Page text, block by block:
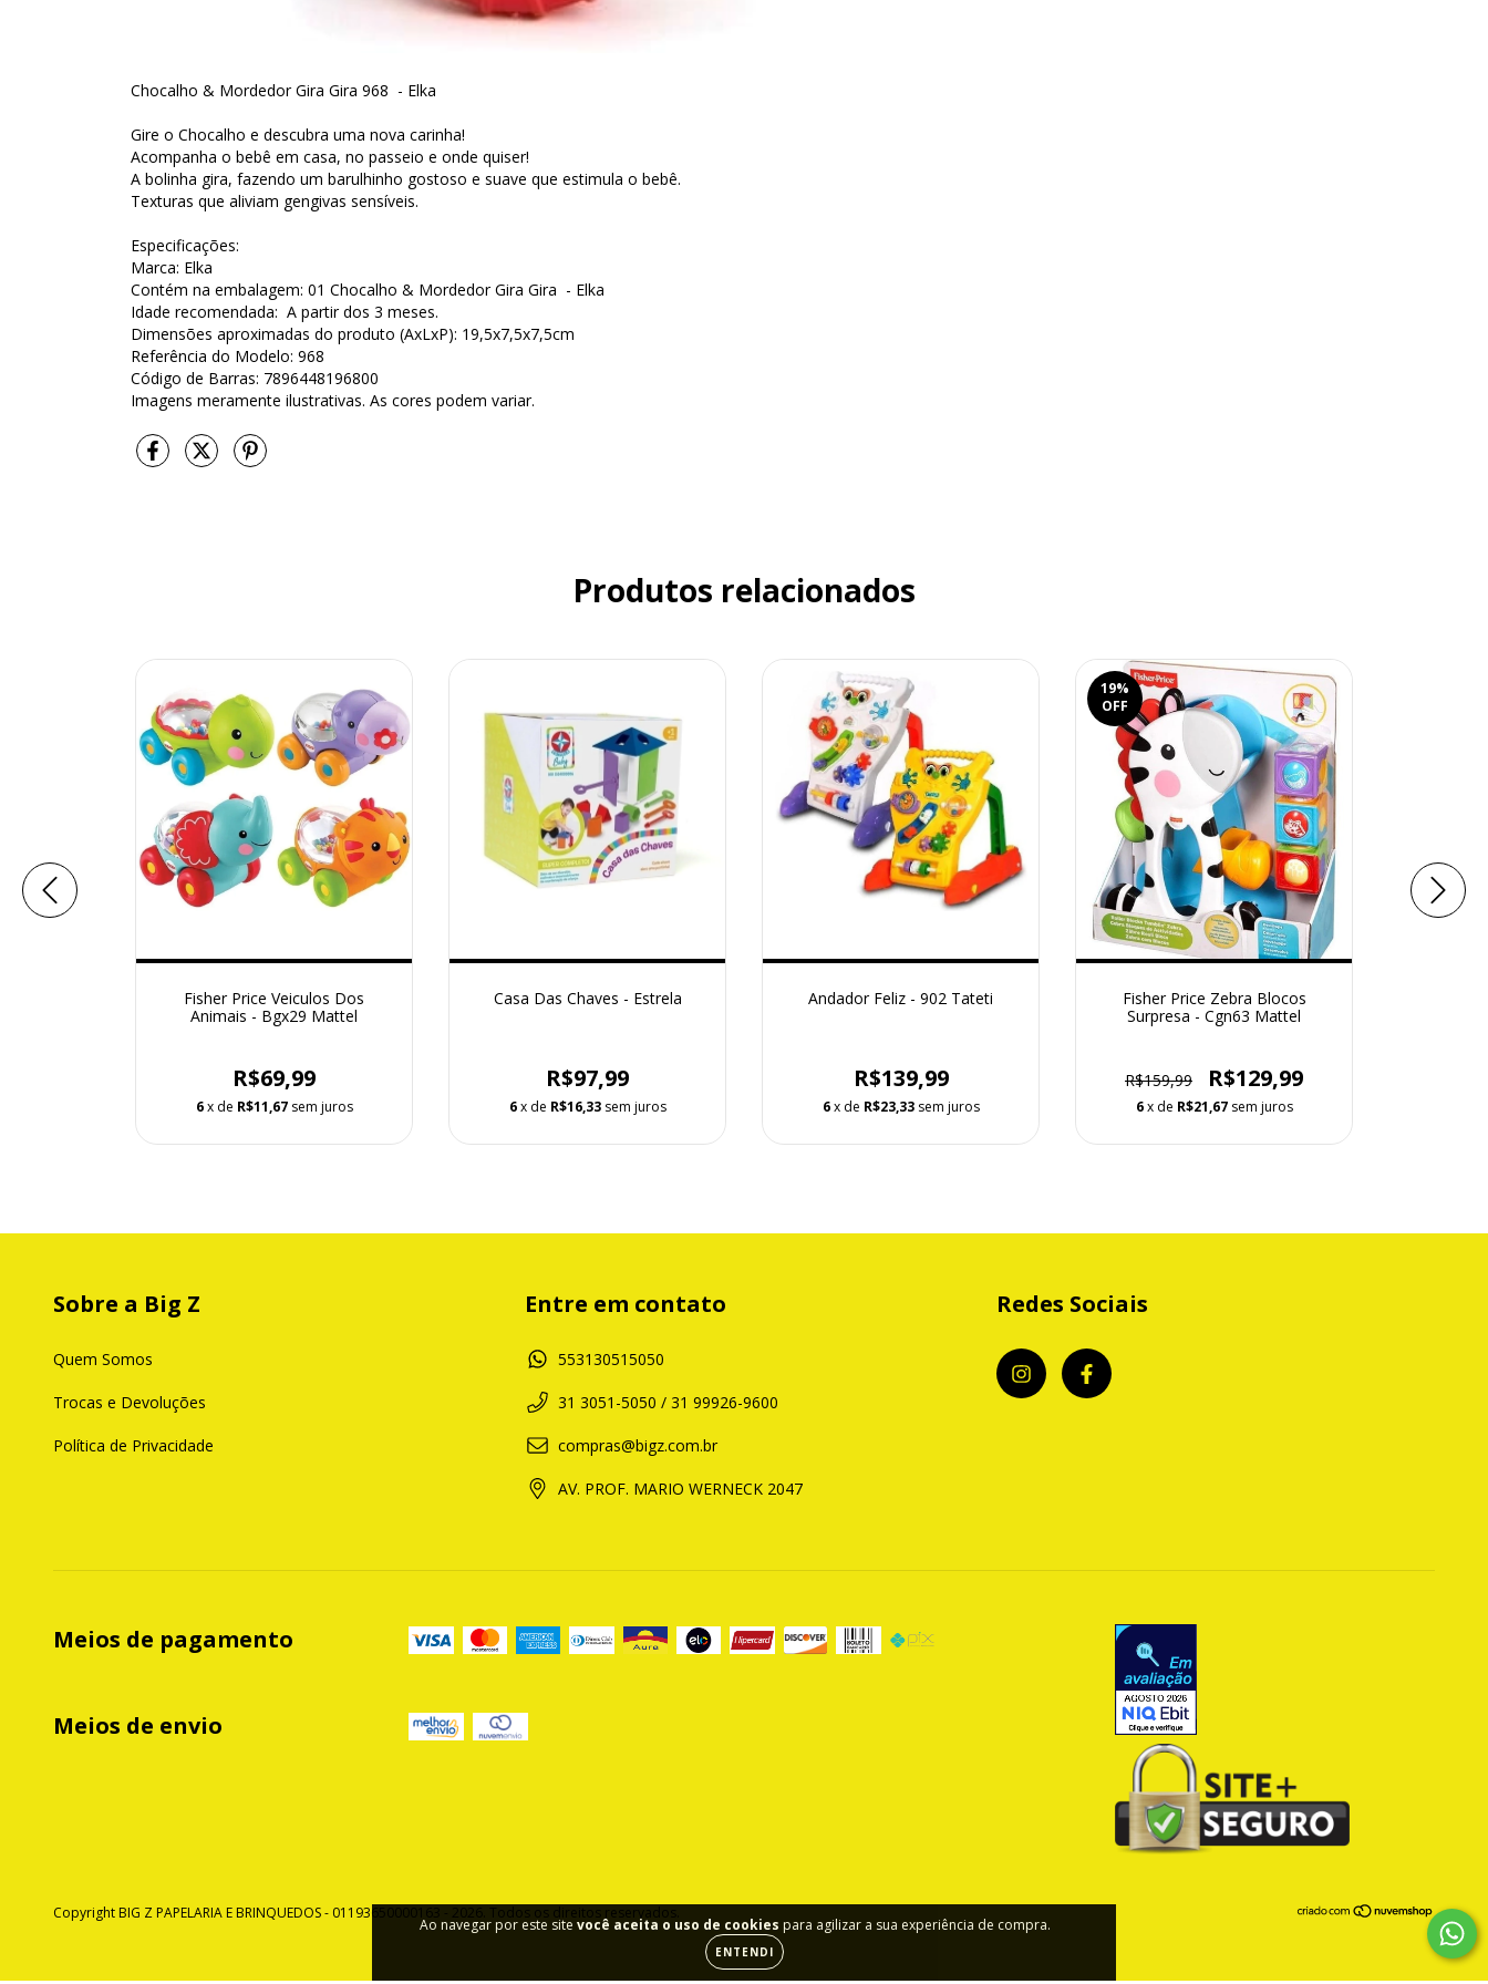
Ao navegar por este site você aceita o uso de cookies para agilizar a sua experiência de compra.
ENTENDI
Chocalho & Mordedor Gira Gira 968 - Elka
Gire o Chocalho e descubra uma nova carinha!
Acompanha o bebê em casa, no passeio e onde quiser!
A bolinha gira, fazendo um barulhinho gostoso e suave que estimula o bebê.
Texturas que aliviam gengivas sensíveis.
Especificações:
Marca: Elka
Contém na embalagem: 01 Chocalho & Mordedor Gira Gira - Elka
Idade recomendada: A partir dos 3 meses.
Dimensões aproximadas do produto (AxLxP): 19,5x7,5x7,5cm
Referência do Modelo: 968
Código de Barras: 7896448196800
Imagens meramente ilustrativas. As cores podem variar.
Produtos relacionados
Fisher Price Veiculos Dos
Animais - Bgx29 Mattel
R$69,99
6 x de R$11,67 sem juros
Casa Das Chaves - Estrela
R$97,99
6 x de R$16,33 sem juros
Andador Feliz - 902 Tateti
R$139,99
6 x de R$23,33 sem juros
19%
OFF
Fisher Price Zebra Blocos
Surpresa - Cgn63 Mattel
R$159,99 R$129,99
6 x de R$21,67 sem juros
Sobre a Big Z
Quem Somos
Trocas e Devoluções
Política de Privacidade
Entre em contato
553130515050
31 3051-5050 / 31 99926-9600
compras@bigz.com.br
AV. PROF. MARIO WERNECK 2047
Redes Sociais
Meios de pagamento
Meios de envio
Copyright BIG Z PAPELARIA E BRINQUEDOS - 01193650000163 - 2026. Todos os direitos reservados.